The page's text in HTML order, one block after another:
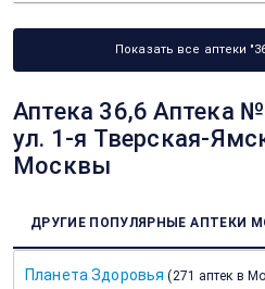
Показать все аптеки
Аптека 36,6 Аптека
ул. 1-я Тверская-
Москвы
ДРУГИЕ ПОПУЛЯРНЫЕ АПТЕКИ
Планета Здоровья (271 аптек в